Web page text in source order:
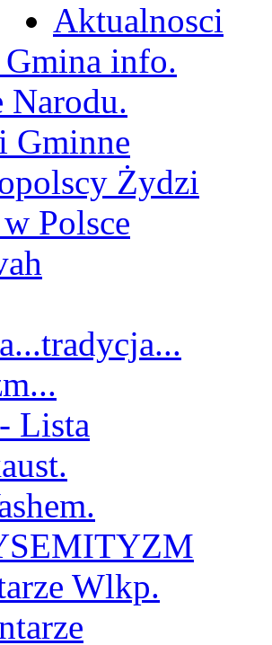
Aktualnosci
Gmina info.
Narodu.
Gminne
Żydzi
Polsce
Lista
Wlkp.